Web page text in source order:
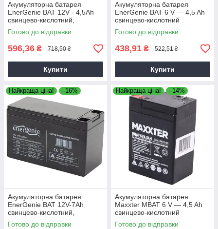
Акумуляторна батарея
EnerGenie BAT 12V - 4,5Ah
свинцево-кислотний,
акумулятор для електроніки
Готово до відправки
596,36 ₴ 718,50 ₴
Купити
Акумуляторна батарея
EnerGenie BAT 6 V — 4,5 Ah
свинцево-кислотний
Готово до відправки
438,91 ₴ 522,51 ₴
Купити
Найкраща ціна! –16%
Акумуляторна батарея
EnerGenie BAT 12V-7Ah
свинцево-кислотний,
акумулятор для електроніки
Готово до відправки
Найкраща ціна! –14%
Акумуляторна батарея
Maxxter MBAT 6 V — 4,5 Ah
свинцево-кислотний
(70х47х100)
Готово до відправки